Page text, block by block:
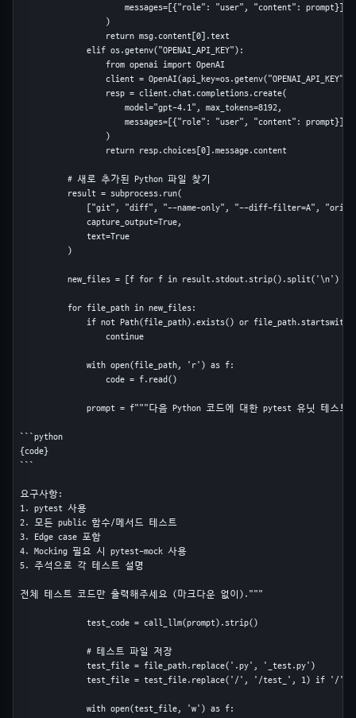
                      messages=[{"role": "user", "content": prompt}]
                  )
                  return msg.content[0].text
              elif os.getenv("OPENAI_API_KEY"):
                  from openai import OpenAI
                  client = OpenAI(api_key=os.getenv("OPENAI_API_KEY"))
                  resp = client.chat.completions.create(
                      model="gpt-4.1", max_tokens=8192,
                      messages=[{"role": "user", "content": prompt}]
                  )
                  return resp.choices[0].message.content
          # 새로 추가된 Python 파일 찾기
          result = subprocess.run(
["git", "diff", "--name-only", "--diff-filter=A",
              capture_output=True,
              text=True
          )
new_files = [f for f in result.stdout.strip().split('\n')
          for file_path in new_files:
if not Path(file_path).exists() or
                  continue
              with open(file_path, 'r') as f:
                  code = f.read()
prompt = f"""다음 Python 코드에 대한 pytest 유닛 테스트
```python
{code}
```
요구사항:
1. pytest 사용
2. 모든 public 함수/메서드 테스트
3. Edge case 포함
4. Mocking 필요 시 pytest-mock 사용
5. 주석으로 각 테스트 설명
전체 테스트 코드만 출력해주세요 (마크다운 없이)."""
              test_code = call_llm(prompt).strip()
              # 테스트 파일 저장
              test_file = file_path.replace('.py', '_test.py')
test_file = test_file.replace('/', '/test_', 1) if '/'
              with open(test_file, 'w') as f: